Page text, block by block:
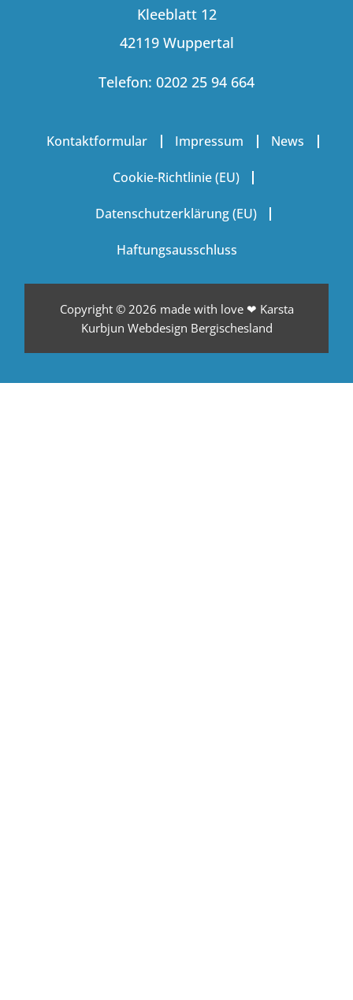
Kleeblatt 12
42119 Wuppertal
Telefon: 0202 25 94 664
Kontaktformular Impressum News
Cookie-Richtlinie (EU)
Datenschutzerklärung (EU)
Haftungsausschluss
Copyright © 2026 made with love ❤ Karsta
Kurbjun Webdesign Bergischesland